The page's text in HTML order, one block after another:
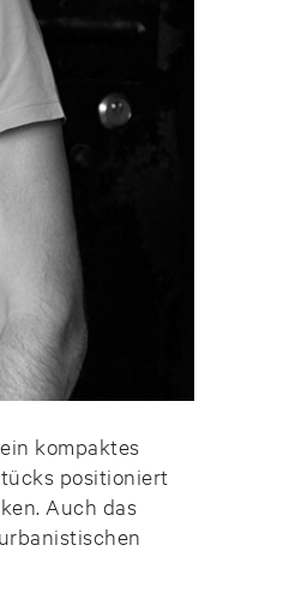
kompaktes
positioniert
Auch das